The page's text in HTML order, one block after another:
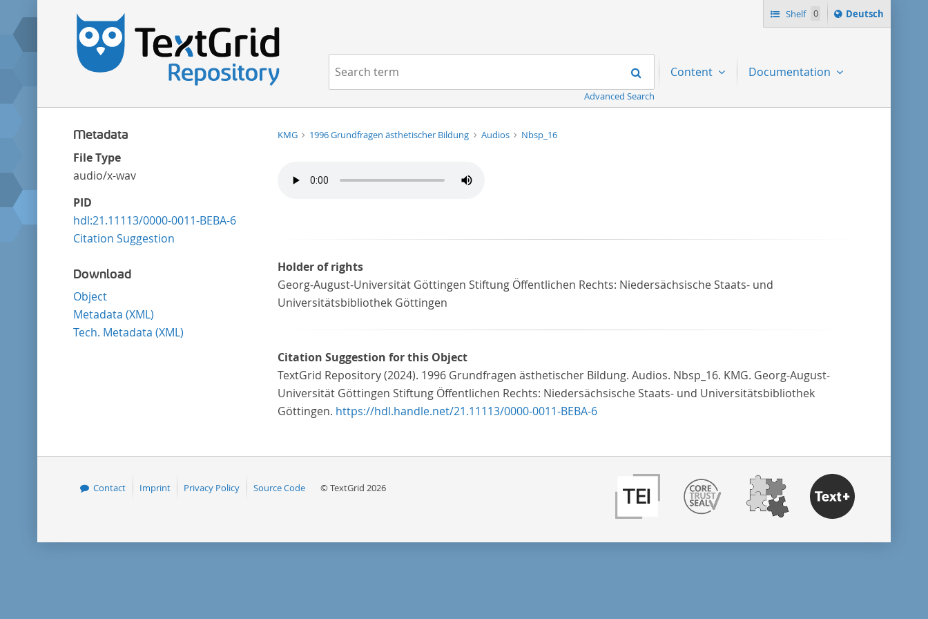
Shelf 0
Sprache
ï¿½ndern
Deutsch
Navigation Search
Advanced Search
Content Documentation
Metadata
File Type
audio/x-wav
PID
hdl:21.11113/0000-0011-BEBA-6
Citation Suggestion
Download
Object
Metadata (XML)
Tech. Metadata (XML)
KMG 1996 Grundfragen ästhetischer Bildung Audios Nbsp_16
Holder of rights
Georg-August-Universität Göttingen Stiftung Öffentlichen Rechts: Niedersächsische Staats- und
Universitätsbibliothek Göttingen
Citation Suggestion for this Object
TextGrid Repository (2024). 1996 Grundfragen ästhetischer Bildung. Audios. Nbsp_16. KMG. Georg-August-
Universität Göttingen Stiftung Öffentlichen Rechts: Niedersächsische Staats- und Universitätsbibliothek
Göttingen. https://hdl.handle.net/21.11113/0000-0011-BEBA-6
Contact Imprint Privacy Policy Source Code © TextGrid 2026